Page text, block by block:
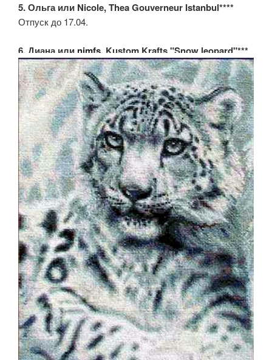
5. Ольга или Nicole, Thea Gouverneur Istanbul****
Отпуск до 17.04.
6. Диана или nimfs, Kustom Krafts "Snow leopard"***